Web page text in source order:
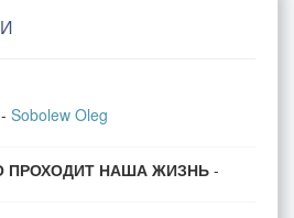
- Sobolew Oleg
ПРОХОДИТ НАША ЖИЗНЬ -